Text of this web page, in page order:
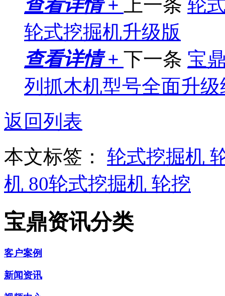
查看详情 + 上一条 轮
轮式挖掘机升级版
查看详情 + 下一条 宝
列抓木机型号全面升
返回列表
本文标签： 轮式挖掘机
机 80轮式挖掘机 轮挖
宝鼎资讯分类
客户案例
新闻资讯